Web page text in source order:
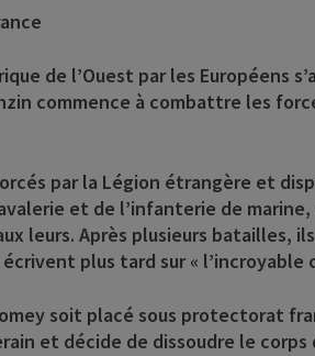
de l’Ouest par les Européens
commence à combattre les
par la Légion étrangère et
et de l’infanterie de
leurs. Après plusieurs batailles,
plus tard sur « l’incroyable
soit placé sous protectorat
et décide de dissoudre le corps